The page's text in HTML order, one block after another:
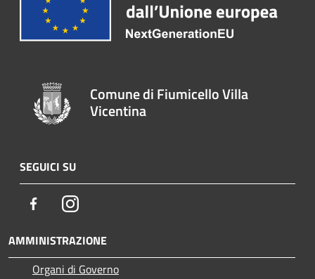
Comune di Fiumicello Villa
Vicentina
SEGUICI SU
FacebookInstagram
AMMINISTRAZIONE
Organi di Governo